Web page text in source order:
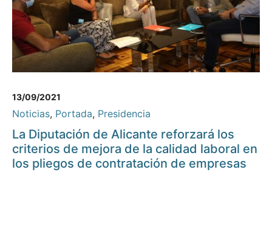
13/09/2021
Noticias, Portada, Presidencia
La Diputación de Alicante reforzará los
criterios de mejora de la calidad laboral en
los pliegos de contratación de empresas